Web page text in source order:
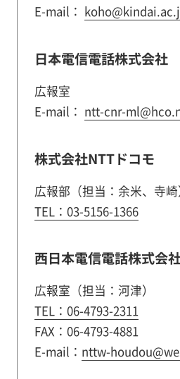
E-mail：
日本電信電話株式会社
広報室
E-mail： ntt-cnr-
株式会社NTTドコモ
広報部（担当：余米、寺崎
TEL：03-5156-1366
西日本電信電話株式会
広報室（担当：河津）
TEL：06-4793-2311
FAX：06-4793-4881
E-mail： nttw-